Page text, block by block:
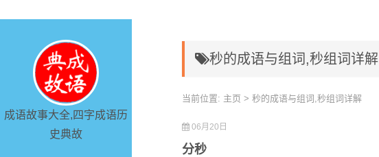
成语故事大全,四字成语历
史典故
秒的成语与组词,秒组词详解
当前位置: 主页 > 秒的成语与组词,秒组词详解
06月20日
分秒